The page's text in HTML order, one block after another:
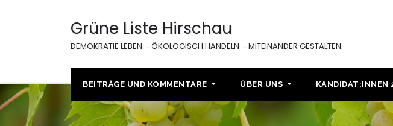
Grüne Liste Hirschau
DEMOKRATIE LEBEN – ÖKOLOGISCH HANDELN – MITEINANDER GESTALTEN
BEITRÄGE UND KOMMENTARE ÜBER UNS KANDIDAT:INNEN